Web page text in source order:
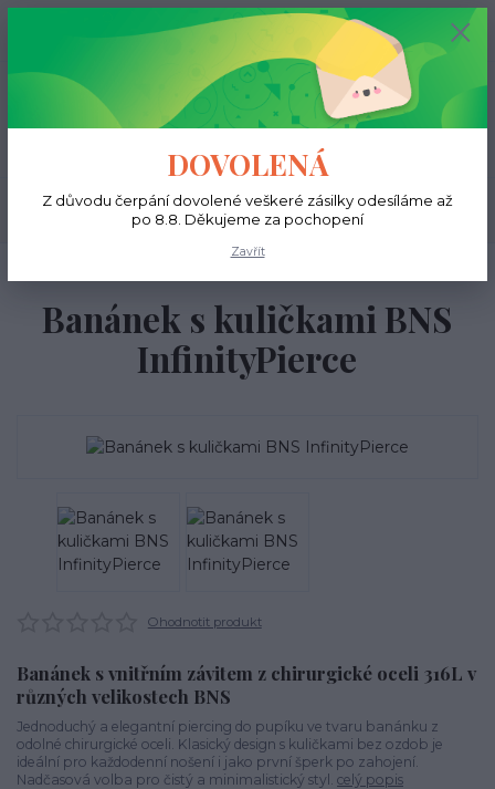
Menu
Hledat
(Po-Ne, 9-18 hod.)
0 ks
0 Kč
Banánek s kuličkami BNS
InfinityPierce
Ohodnotit produkt
Banánek s vnitřním závitem z chirurgické oceli 316L v
různých velikostech BNS
Jednoduchý a elegantní piercing do pupíku ve tvaru banánku z
odolné chirurgické oceli. Klasický design s kuličkami bez ozdob je
ideální pro každodenní nošení i jako první šperk po zahojení.
Nadčasová volba pro čistý a minimalistický styl. celý popis
DOVOLENÁ
Z důvodu čerpání dovolené veškeré zásilky odesíláme až
po 8.8. Děkujeme za pochopení
Zavřít